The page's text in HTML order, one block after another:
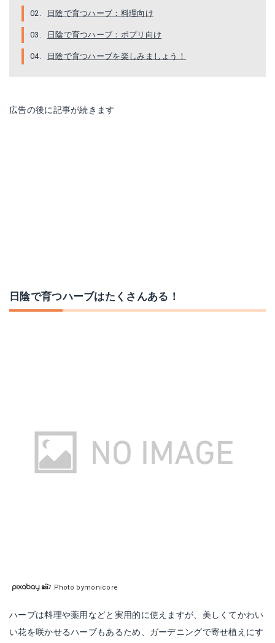
日陰で育つハーブ：料理向け
日陰で育つハーブ：ポプリ向け
日陰で育つハーブを楽しみましょう！
広告の後に記事が続きます
日陰で育つハーブはたくさんある！
Photo bymonicore
ハーブは料理や薬用などと実用的に使えますが、美しくてかわい
い花を咲かせるハーブもあるため、ガーデニングで寄せ植えにす